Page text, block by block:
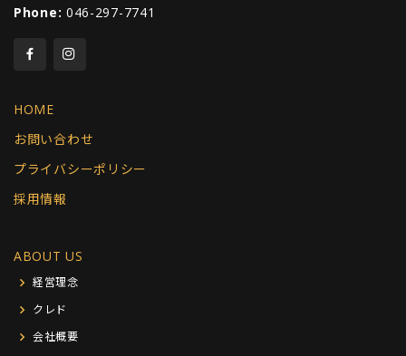
Phone: 046-297-7741
HOME
お問い合わせ
プライバシーポリシー
採用情報
ABOUT US
経営理念
クレド
会社概要